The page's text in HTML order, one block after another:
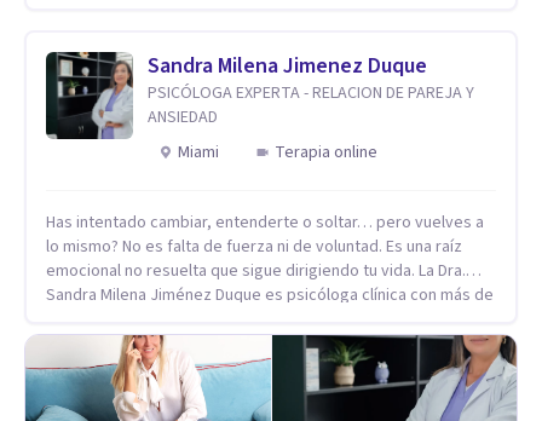
Sandra Milena Jimenez Duque
PSICÓLOGA EXPERTA - RELACION DE PAREJA Y
ANSIEDAD
Miami
Terapia online
Has intentado cambiar, entenderte o soltar… pero vuelves a
lo mismo? No es falta de fuerza ni de voluntad. Es una raíz
emocional no resuelta que sigue dirigiendo tu vida. La Dra.
Sandra Milena Jiménez Duque es psicóloga clínica con más de
profesionales más destacadas en el abordaje profundo de la
ansiedad, la baja autoestima, la dependencia emocional y los
conflictos de pareja. Ha trabajado con pacientes en
diferentes países, acompañando procesos complejos. Su